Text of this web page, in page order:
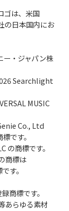
ゴは、米国
の日本国内にお
ー・ジャパン株
Searchlight
MUSIC
Co., Ltd
です。
の商標です。
商標は
す。
商標です。
あらゆる素材